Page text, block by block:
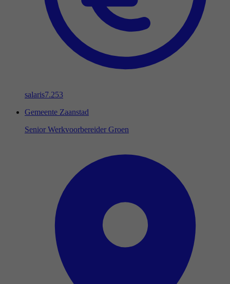
salaris7.253
Gemeente Zaanstad
Senior Werkvoorbereider Groen